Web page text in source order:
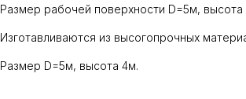
Размер рабочей поверхности D=5м, высота
Изготавливаются из высогопрочных
Размер D=5м, высота 4м.